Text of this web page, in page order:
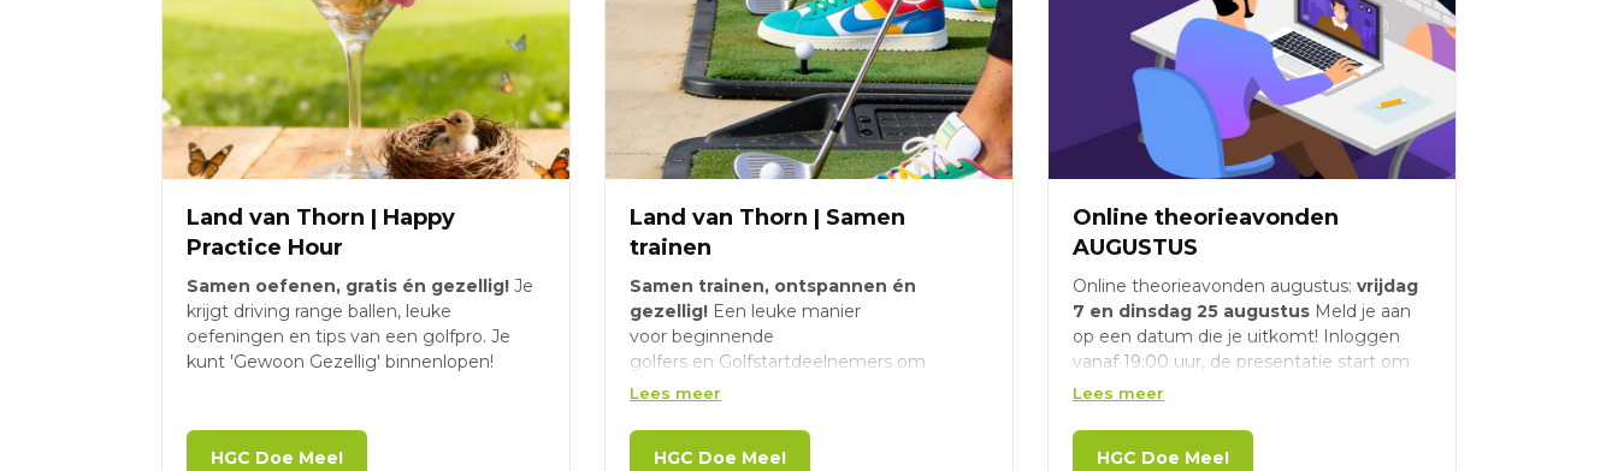
Land van Thorn | Happy
Practice Hour
Samen oefenen, gratis én gezellig!Je
krijgt driving range ballen, leuke
oefeningen en tips van een golfpro. Je
kunt 'Gewoon Gezellig' binnenlopen!
HGC Doe Mee!
Land van Thorn | Samen
trainen
Samen trainen, ontspannen én
gezellig! Een leuke manier
voor beginnende
golfers en Golfstartdeelnemers om
samen te oefenen op de driving range en
aanmelden via HGC Doe Mee!
Lees meer
HGC Doe Mee!
Online theorieavonden
AUGUSTUS
Online theorieavonden augustus: vrijdag
7 en dinsdag 25 augustusMeld je aan
op een datum die je uitkomt! Inloggen
vanaf 19:00 uur, de presentatie start om
19:15 uur.
Lees meer
HGC Doe Mee!